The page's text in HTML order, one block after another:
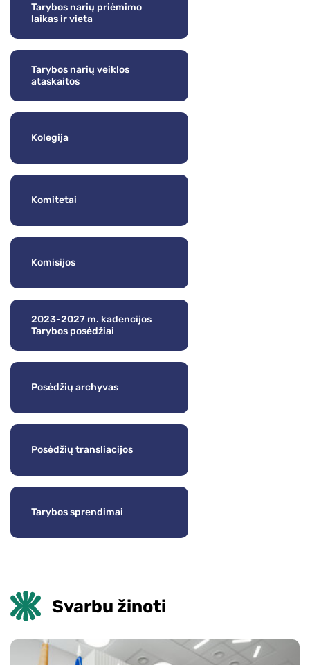
Tarybos narių priėmimo
laikas ir vieta
Tarybos narių veiklos
ataskaitos
Kolegija
Komitetai
Komisijos
2023-2027 m. kadencijos
Tarybos posėdžiai
Posėdžių archyvas
Posėdžių transliacijos
Tarybos sprendimai
Svarbu žinoti